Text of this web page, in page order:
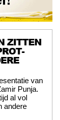
ZITTEN
van
Punja.
al vol
andere